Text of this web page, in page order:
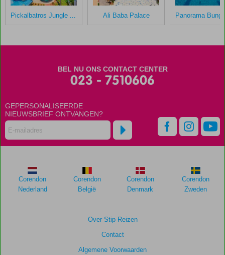
Pickalbatros
ouder
zijn
dan
maanden
niet
meer
weergegeven
Ali Baba Palace
BEL NU ONS CONTACT CENTER
023 - 7510606
GEPERSONALISEERDE
NIEUWSBRIEF ONTVANGEN?
Over Stip Reizen
Contact
Algemene Voorwaarden
Corendon
Nederland
Corendon
België
Corendon
Denmark
Corendon
Zweden